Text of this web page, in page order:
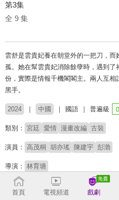
第3集
全 9 集
雲舒是雲貴妃養在朝堂外的一把刀，
孤。她在幫雲貴妃消除餘孽時，遇到
份，實際是情報千機閣閣主。兩人互
黑手。
2024 中國 國語 普遍級
類別： 宮廷 愛情 漫畫改編 古裝
演員： 高茂桐 胡亦瑤 陳建宇 彭渤
導演： 林育塘
首頁 電視頻道 戲劇